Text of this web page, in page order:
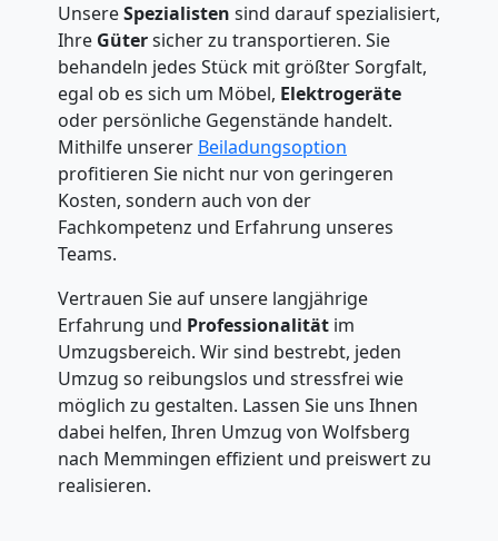
UnsereSpezialisten sind darauf spezialisiert,
Ihre Gütersicher zu transportieren. Sie
behandeln jedes Stück mit größter Sorgfalt,
egal ob es sich um Möbel, Elektrogeräte
oder persönliche Gegenstände handelt.
Mithilfe unserer Beiladungsoption
profitieren Sie nicht nur von geringeren
Kosten, sondern auch von der
Fachkompetenz und Erfahrung unseres
Teams.
Vertrauen Sie auf unsere langjährige
Erfahrung und Professionalität im
Umzugsbereich. Wir sind bestrebt, jeden
Umzug so reibungslos und stressfrei wie
möglich zu gestalten. Lassen Sie uns Ihnen
dabei helfen, Ihren Umzug von Wolfsberg
nach Memmingen effizient und preiswert zu
realisieren.